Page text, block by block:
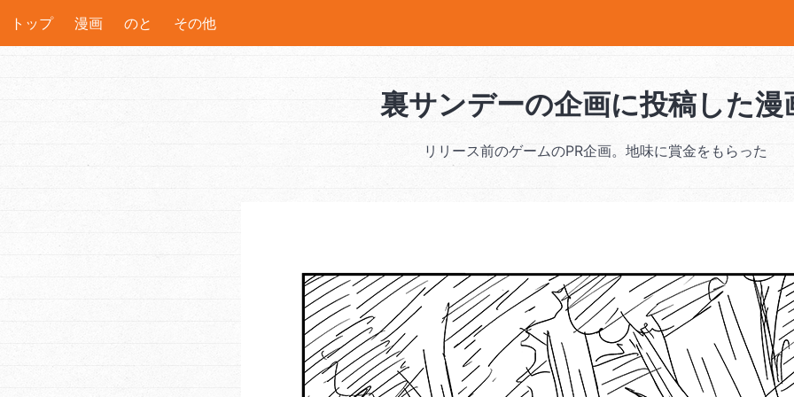
トップ 漫画 のと その他
裏サンデーの企画に投稿した漫
リリース前のゲームのPR企画。地味に賞金をもらった